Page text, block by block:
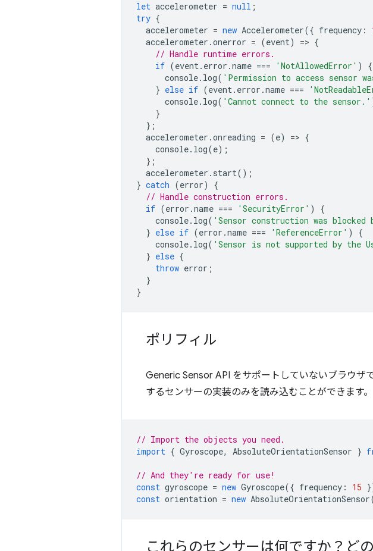
let accelerometer = null ;
try {
accelerometer = new Accelerometer({ frequency :
accelerometer .onerror = (event) => {
// Handle runtime errors.
if (event. error .name === 'NotAllowedError' )
{
console. log( 'Permission to access sensor
} else if (event. error .name ===
console. log( 'Cannot connect to the sensor.'
}
};
accelerometer .onreading = (e) => {
console. log(e);
};
accelerometer . start();
} catch (error)
{
// Handle construction errors.
if (error .name === 'SecurityError' )
{
console. log( 'Sensor construction was
} else if (error .name === 'ReferenceError' )
{
console. log( 'Sensor is not supported by the
} else {
throw error ;
}
}
ポリフィル
Generic Sensor API をサポートしていないブラウザで
するセンサーの実装のみを読み込むことができます。
// Import the objects you need.
import { Gyroscope, AbsoluteOrientationSensor }
// And they're ready for use!
const gyroscope = new Gyroscope({ frequency : 15
const orientation = new AbsoluteOrientationSensor
これらのセンサーは何ですか？ど